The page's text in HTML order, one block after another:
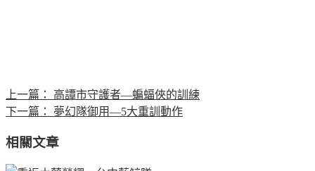
上一篇：
高譚市守護者—蝙蝠俠的訓練
下一篇：
夢幻隊御用—5大重訓動作
相關文章